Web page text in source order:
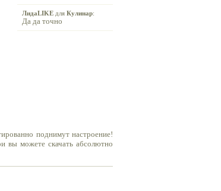
ЛидаLIKE для Кулинар:
Да да точно
поднимут настроение!
вы можете скачать абсолютно